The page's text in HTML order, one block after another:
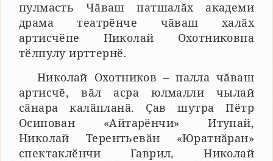
пулмасть Чӑваш патшалӑх академи
драма театрӗнче чӑваш халӑх
артисчӗпе Николай Охотниковпа
тӗлпулу ирттернӗ.
Николай Охотников – палла чӑваш
артисчӗ, вӑл асра юлмалли чылай
сӑнара калӑпланӑ. Ҫав шутра Пётр
Осипован «Айтарӗнчи» Итупай,
Николай Терентьевӑн «Юратнӑран»
спектаклӗнчи Гаврил, Николай